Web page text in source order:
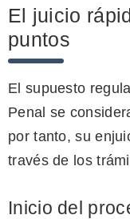
El juicio
puntos
El supuesto
Penal se
por tanto, su
través de los
Inicio del